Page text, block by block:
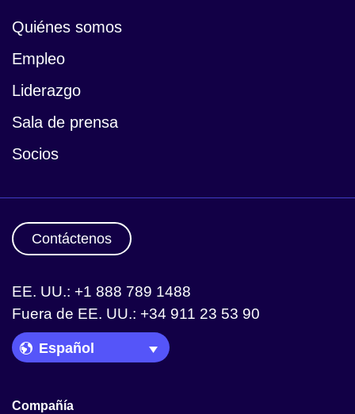
Quiénes somos
Empleo
Liderazgo
Sala de prensa
Socios
Contáctenos
EE. UU.: +1 888 789 1488
Fuera de EE. UU.: +34 911 23 53 90
Language Picker
Compañía